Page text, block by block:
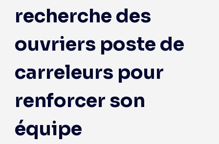
recherche des
ouvriers poste de
carreleurs pour
renforcer son
équipe